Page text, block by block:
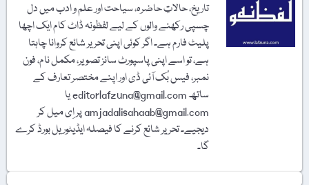
تاریخ، حالاتِ حاضرہ، سیاحت اور علم و ادب میں دل
چسپی رکھنے والوں کے لیے لفظونہ ڈاٹ کام ایک اچھا
پلیٹ فارم ہے۔ اگر کوئی اپنی تحریر شائع کروانا چاہتا
ہے، تو اسے اپنی پاسپورٹ سائز تصویر، مکمل نام، فون
نمبر، فیس بُک آئی ڈی اور اپنے مختصر تعارف کے
ساتھ editorlafzuna@gmail.com یا
amjadalisahaab@gmail.com پر اِی میل کر
دیجیے۔ تحریر شائع کرنے کا فیصلہ ایڈیٹوریل بورڈ کرے
گا۔